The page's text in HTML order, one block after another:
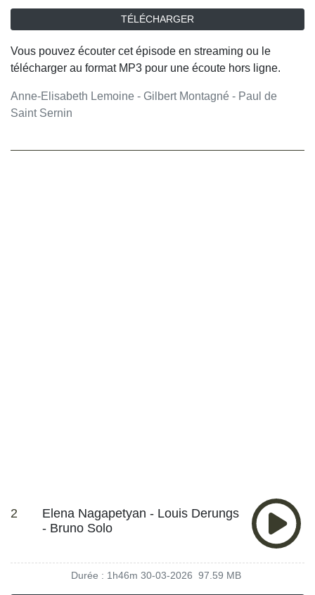
TÉLÉCHARGER
Vous pouvez écouter cet épisode en streaming ou le
télécharger au format MP3 pour une écoute hors ligne.
Anne-Elisabeth Lemoine - Gilbert Montagné - Paul de
Saint Sernin
2
Elena Nagapetyan - Louis Derungs
- Bruno Solo
Durée : 1h46m 30-03-2026 97.59 MB